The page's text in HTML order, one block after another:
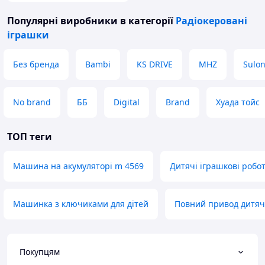
Популярні виробники в категорії Радіокеровані
іграшки
Без бренда Bambi KS DRIVE MHZ
No brand ББ Digital Brand Хуада тойс
ТОП теги
Машина на акумуляторі m 4569 Дитячі іграшкові
Машинка з ключиками для дітей Повний привод
Покупцям